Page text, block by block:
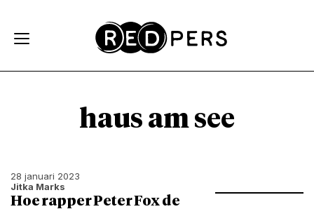
haus am see
28 januari 2023
Jitka Marks
Hoe rapper Peter Fox de